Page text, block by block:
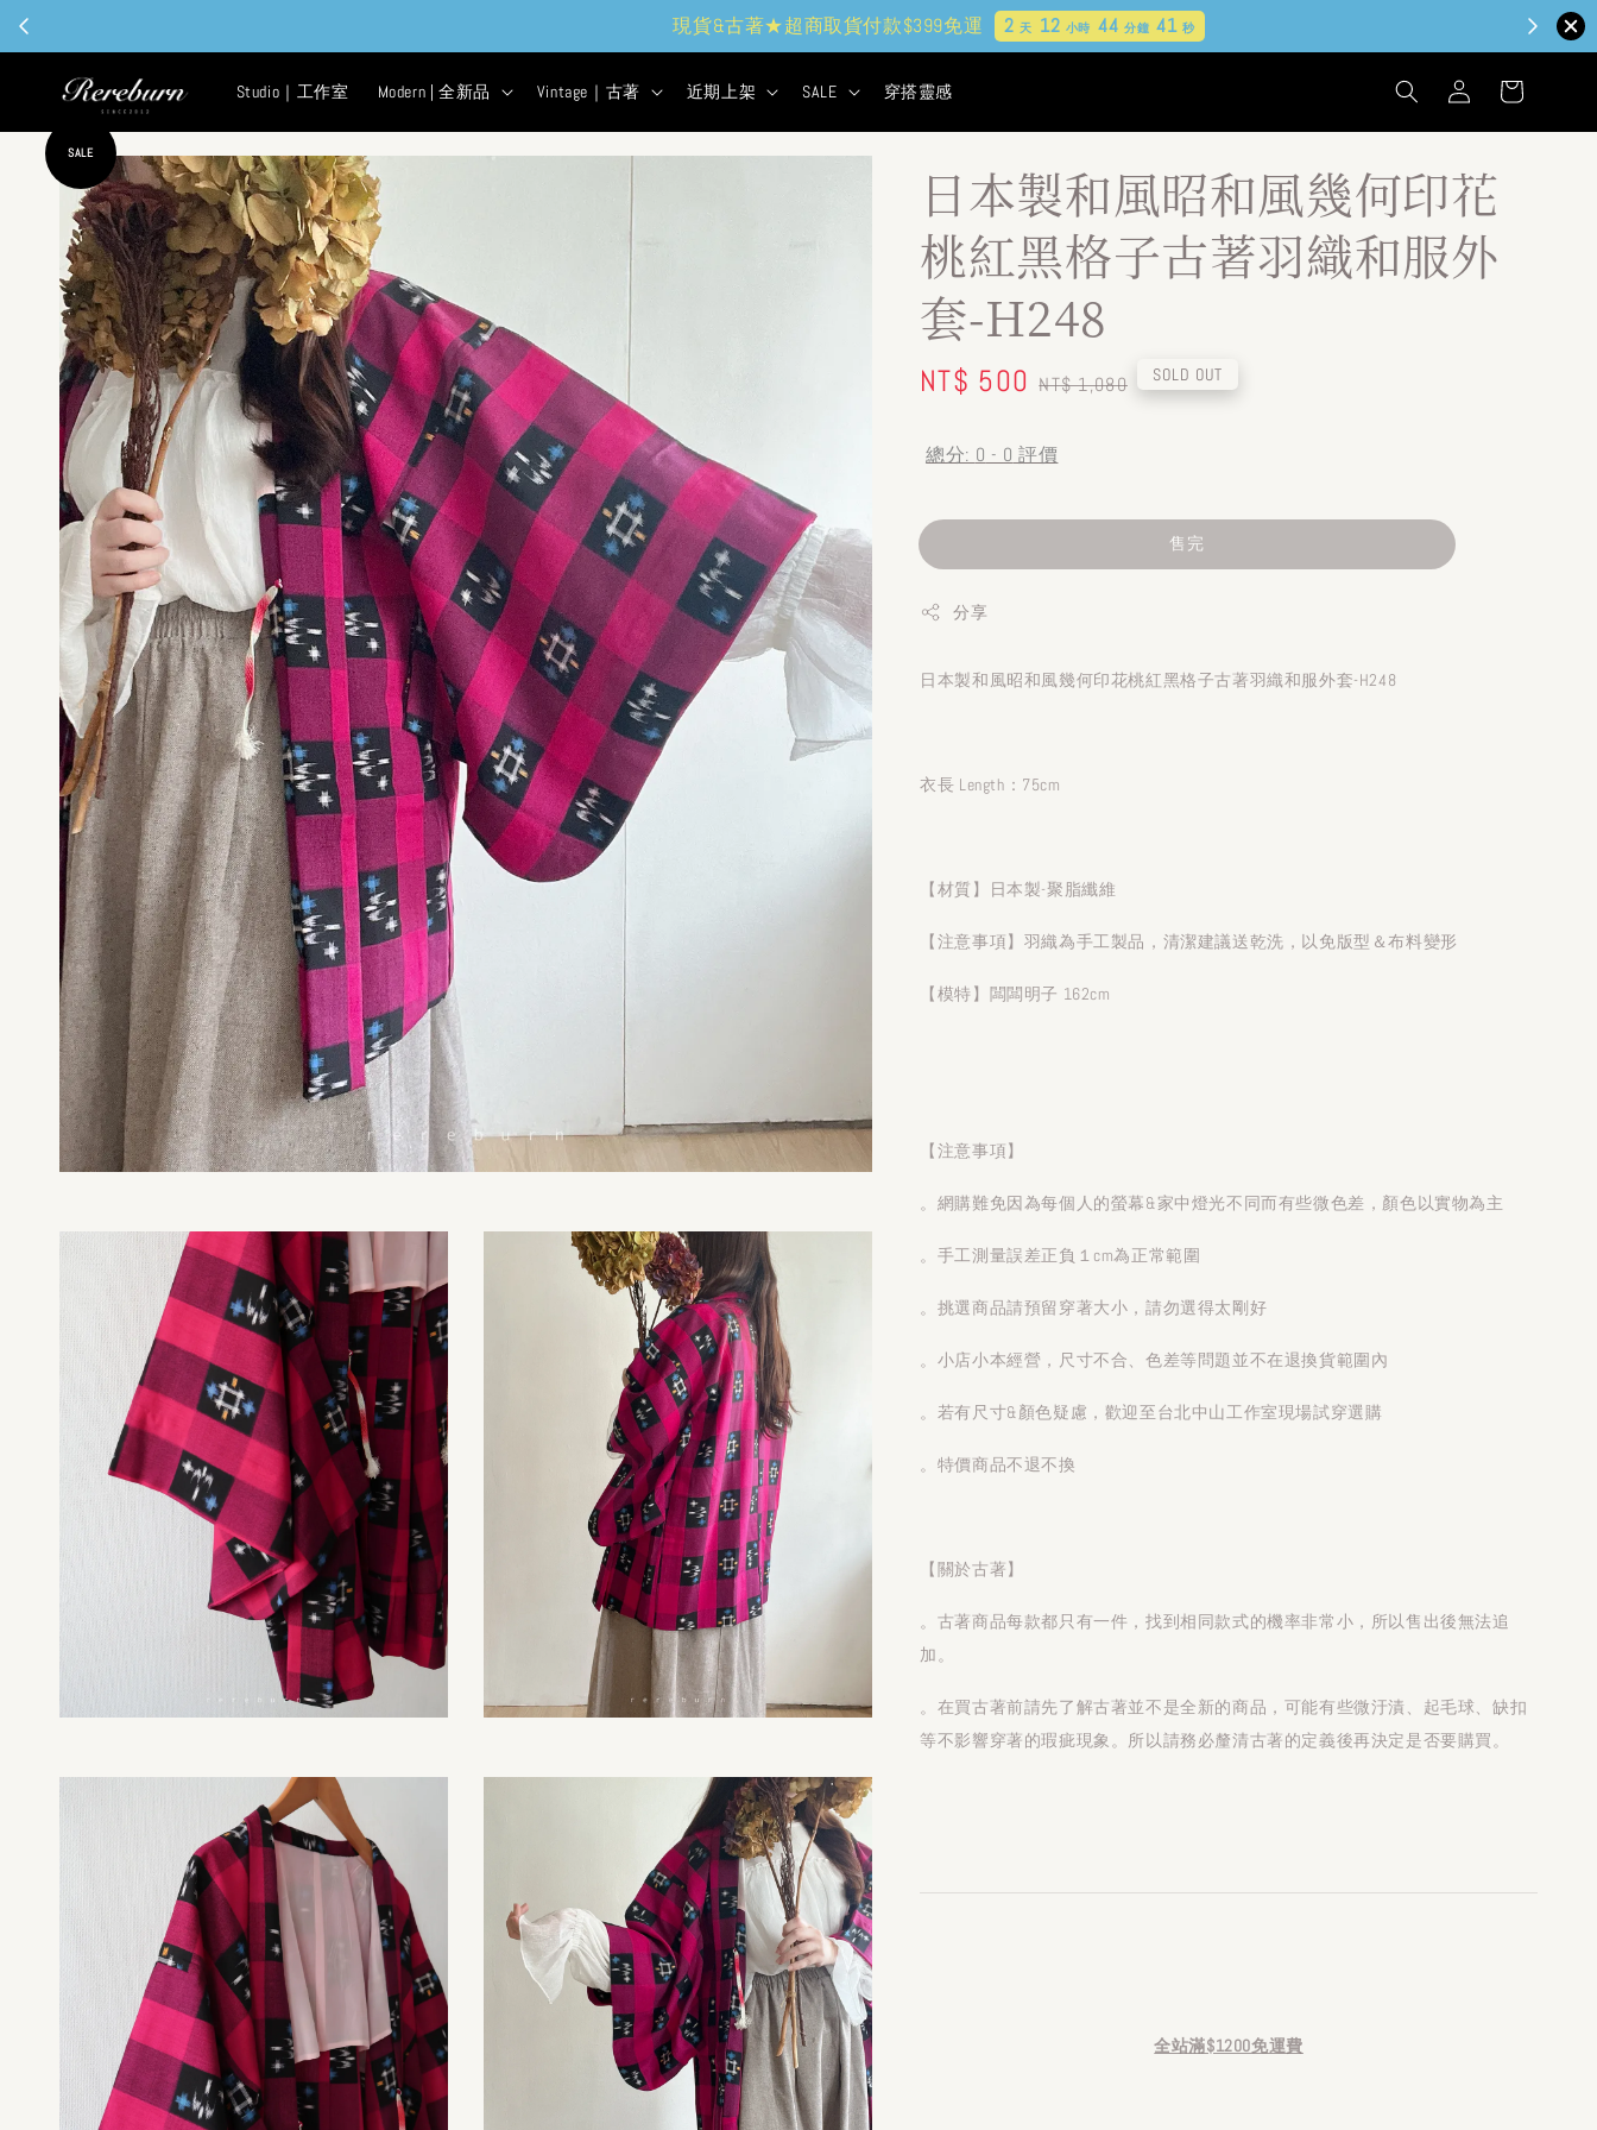
現貨&古著★超商取貨付款$399免運 2天 12小時 44分鐘 39秒
Studio｜工作室 Modern | 全新品 Vintage｜古著 近期上架 SALE 穿搭靈感
SALE
日本製和風昭和風幾何印花
桃紅黑格子古著羽織和服外
套-H248
Sale
NT$ 500 Regular
NT$ 1,080 SOLD OUT
總分: 0 - 0 評價
售完
分享
日本製和風昭和風幾何印花桃紅黑格子古著羽織和服外套-H248
衣長 Length：75cm
【材質】日本製-聚脂纖維
【注意事項】羽織為手工製品，清潔建議送乾洗，以免版型＆布料變形
【模特】闆闆明子 162cm
【注意事項】
。網購難免因為每個人的螢幕&家中燈光不同而有些微色差，顏色以實物為主
。手工測量誤差正負１cm為正常範圍
。挑選商品請預留穿著大小，請勿選得太剛好
。小店小本經營，尺寸不合、色差等問題並不在退換貨範圍內
。若有尺寸&顏色疑慮，歡迎至台北中山工作室現場試穿選購
。特價商品不退不換
【關於古著】
。古著商品每款都只有一件，找到相同款式的機率非常小，所以售出後無法追
加。
。在買古著前請先了解古著並不是全新的商品，可能有些微汙漬、起毛球、缺扣
等不影響穿著的瑕疵現象。所以請務必釐清古著的定義後再決定是否要購買。
全站滿$1200免運費